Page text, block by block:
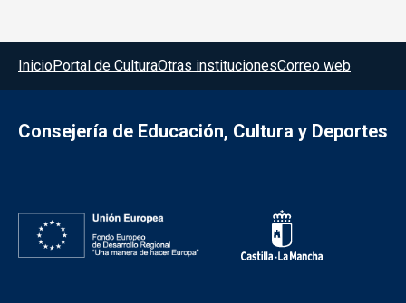
Menú del pie
InicioPortal de CulturaOtras institucionesCorreo web
Consejería de Educación, Cultura y Deportes